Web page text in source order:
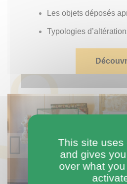
Les objets déposés
Typologies
This site uses
and gives
over what